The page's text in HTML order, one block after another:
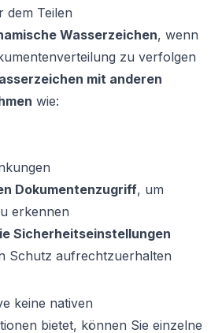
dem Teilen
Wasserzeichen, wenn
zu verfolgen
mit anderen
wie:
Dokumentenzugriff, um
erkennen
Sicherheitseinstellungen
Schutz aufrechtzuerhalten
keine nativen
bietet, können Sie einzelne